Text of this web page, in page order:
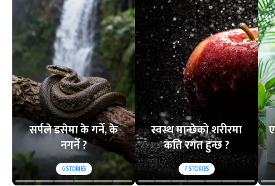
सर्पले डसेमा के गर्ने, के
नगर्ने ?
6STORIES
स्वस्थ मान्छेको शरीरमा
कति रगत हुन्छ ?
7STORIES